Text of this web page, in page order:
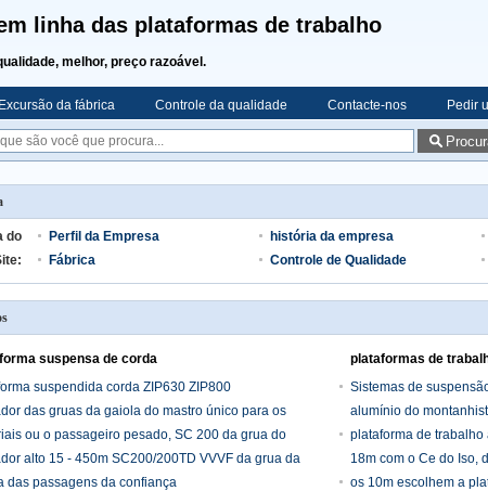
linha das plataformas de trabalho
melhor, preço razoável.
Excursão da fábrica Controle da qualidade Contacte-nos Pedir
do
Perfil da Empresa história da empresa
Fábrica
Controle de Qualidade
suspensa de corda
suspendida corda ZIP630 ZIP800
das gruas da gaiola do mastro único para os
ou o passageiro pesado, SC 200 da grua do
alto 15 - 450m SC200/200TD VVVF da grua da
das passagens da confiança
plataformas de
Sistemas de
alumínio do
trabalho
plataforma de
18m com o Ce do Iso,
os 10m escolhem a